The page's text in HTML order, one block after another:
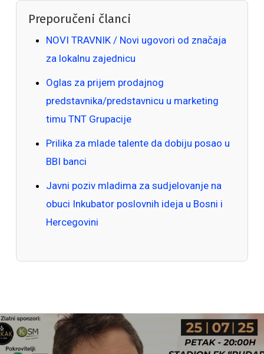
Preporučeni članci
NOVI TRAVNIK / Novi ugovori od značaja
za lokalnu zajednicu
Oglas za prijem prodajnog
predstavnika/predstavnicu u marketing
timu TNT Grupacije
Prilika za mlade talente da dobiju posao u
BBI banci
Javni poziv mladima za sudjelovanje na
obuci Inkubator poslovnih ideja u Bosni i
Hercegovini